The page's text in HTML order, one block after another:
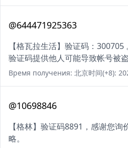
@644471925363
【格瓦拉生活】验证码：300705
验证码提供他人可能导致帐号被
Время получения: 北京时间(+8):
@10698846
【格林】验证码8891，感谢您
略。